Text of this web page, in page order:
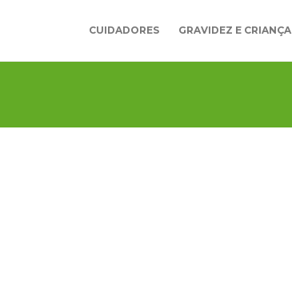
CUIDADORES GRAVIDEZ E CRIANÇA